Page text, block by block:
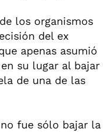
los organismos
del ex
apenas asumió
su lugar al bajar
de una de las
fue sólo bajar la